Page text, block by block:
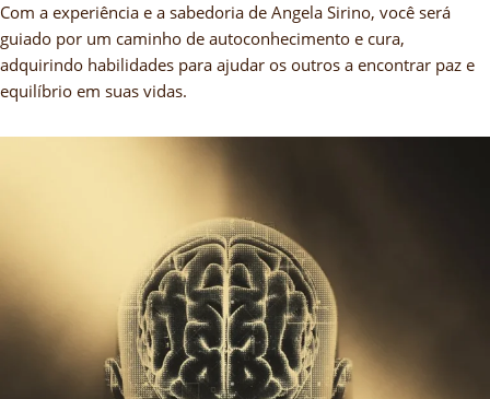
Com a experiência e a sabedoria de Angela Sirino, você será
guiado por um caminho de autoconhecimento e cura,
adquirindo habilidades para ajudar os outros a encontrar paz e
equilíbrio em suas vidas.